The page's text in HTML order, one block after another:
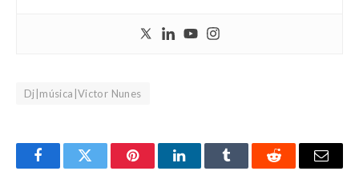
Dj|música|Victor Nunes
FacebookTwitter PinterestLinkedInTumblr Reddit Email